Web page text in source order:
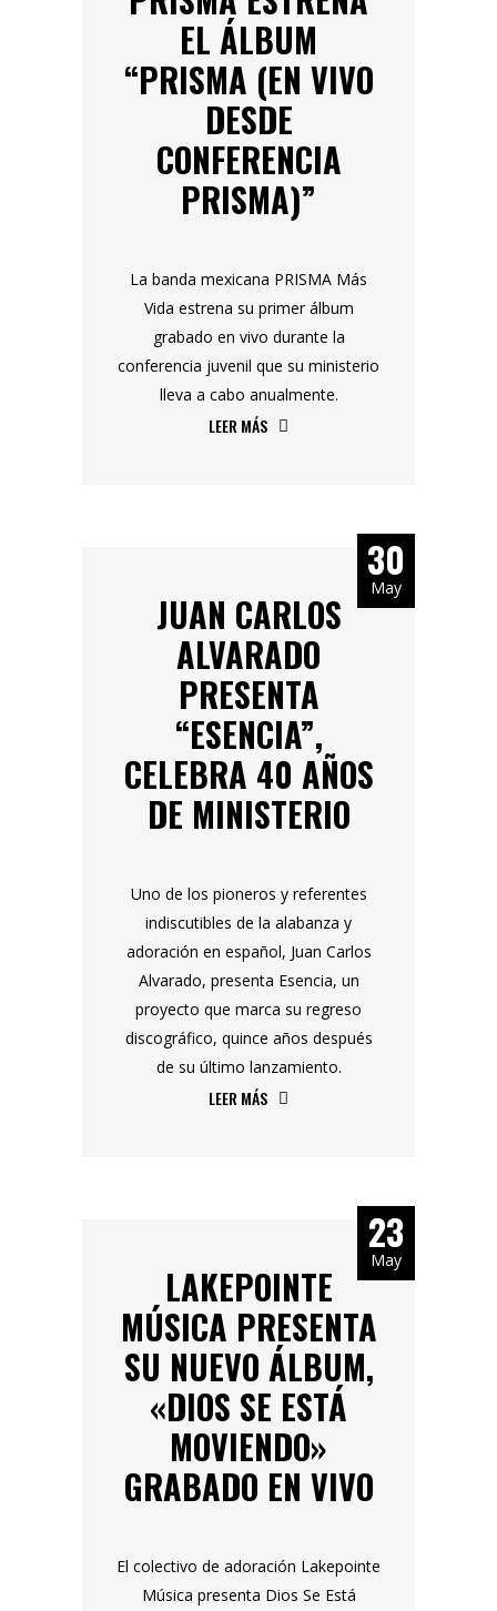
EL ÁLBUM
“PRISMA (EN VIVO
DESDE
CONFERENCIA
PRISMA)”
La banda mexicana PRISMA Más
Vida estrena su primer álbum
grabado en vivo durante la
conferencia juvenil que su ministerio
lleva a cabo anualmente.
LEER MÁS
30
May
JUAN CARLOS
ALVARADO
PRESENTA
“ESENCIA”,
CELEBRA 40 AÑOS
DE MINISTERIO
Uno de los pioneros y referentes
indiscutibles de la alabanza y
adoración en español, Juan Carlos
Alvarado, presenta Esencia, un
proyecto que marca su regreso
discográfico, quince años después
de su último lanzamiento.
LEER MÁS
23
May
LAKEPOINTE
MÚSICA PRESENTA
SU NUEVO ÁLBUM,
«DIOS SE ESTÁ
MOVIENDO»
GRABADO EN VIVO
El colectivo de adoración Lakepointe
Música presenta Dios Se Está